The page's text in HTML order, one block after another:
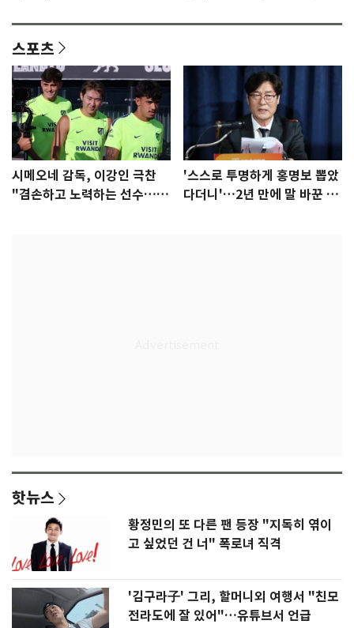
스포츠
시메오네 감독, 이강인 극찬
"겸손하고 노력하는 선수…좋
'스스로 투명하게 홍명보 뽑았
다더니'…2년 만에 말 바꾼 이
핫뉴스
황정민의 또 다른 팬 등장 "지독히 엮이
고 싶었던 건 너" 폭로녀 직격
'김구라子' 그리, 할머니외 여행서 "친모
전라도에 잘 있어"…유튜브서 언급